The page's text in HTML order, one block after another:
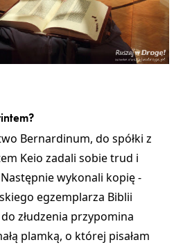
Bernardinum, do spółki z
Keio zadali sobie trud i
wykonali kopię -
egzemplarza Biblii
złudzenia przypomina
plamką, o której pisałam